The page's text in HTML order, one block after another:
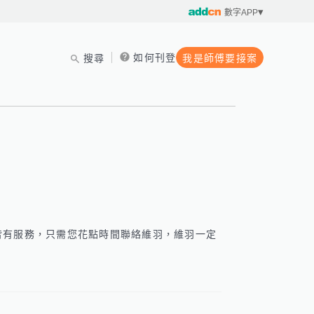
數字APP
搜尋 如何刊登 我是師傅要接案
服務，只需您花點時間聯絡維羽，維羽一定